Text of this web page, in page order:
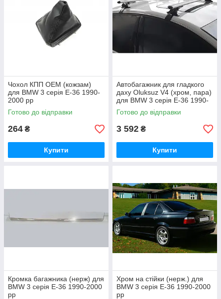
Чохол КПП ОЕМ (кожзам)
для BMW 3 серія E-36 1990-
2000 рр
Готово до відправки
264 ₴
Купити
Автобагажник для гладкого
даху Oluksuz V4 (хром, пара)
для BMW 3 серія E-36 1990-
2000 рр
Готово до відправки
3 592 ₴
Купити
Кромка багажника (нерж) для
BMW 3 серія E-36 1990-2000
рр
Хром на стійки (нерж.) для
BMW 3 серія E-36 1990-2000
рр